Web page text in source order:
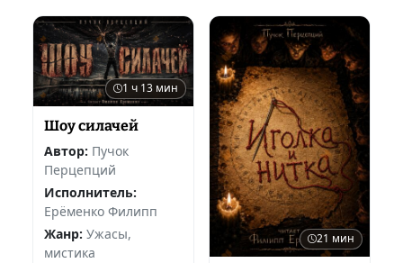
1 ч 13 мин
Шоу силачей
Автор: Пучок
Перцепций
Исполнитель:
Ерёменко Филипп
Жанр: Ужасы,
мистика
21 мин